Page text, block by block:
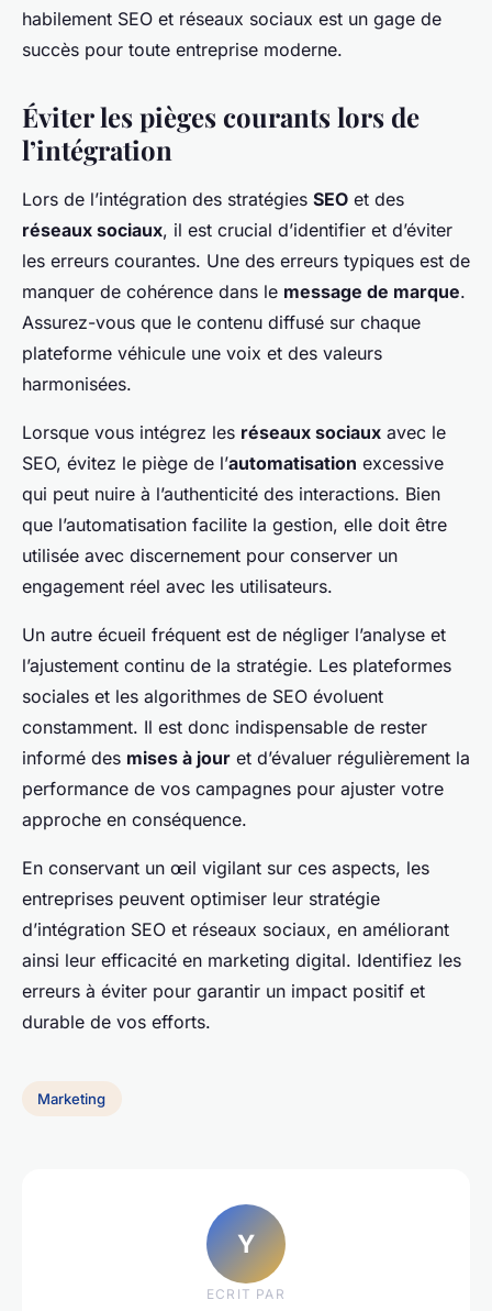
habilement SEO et réseaux sociaux est un gage de
succès pour toute entreprise moderne.
Éviter les pièges courants lors de
l’intégration
Lors de l’intégration des stratégies SEO et des
réseaux sociaux, il est crucial d’identifier et d’éviter
les erreurs courantes. Une des erreurs typiques est de
manquer de cohérence dans le message de marque.
Assurez-vous que le contenu diffusé sur chaque
plateforme véhicule une voix et des valeurs
harmonisées.
Lorsque vous intégrez les réseaux sociaux avec le
SEO, évitez le piège de l’automatisation excessive
qui peut nuire à l’authenticité des interactions. Bien
que l’automatisation facilite la gestion, elle doit être
utilisée avec discernement pour conserver un
engagement réel avec les utilisateurs.
Un autre écueil fréquent est de négliger l’analyse et
l’ajustement continu de la stratégie. Les plateformes
sociales et les algorithmes de SEO évoluent
constamment. Il est donc indispensable de rester
informé des mises à jour et d’évaluer régulièrement la
performance de vos campagnes pour ajuster votre
approche en conséquence.
En conservant un œil vigilant sur ces aspects, les
entreprises peuvent optimiser leur stratégie
d’intégration SEO et réseaux sociaux, en améliorant
ainsi leur efficacité en marketing digital. Identifiez les
erreurs à éviter pour garantir un impact positif et
durable de vos efforts.
Marketing
Y
ECRIT PAR